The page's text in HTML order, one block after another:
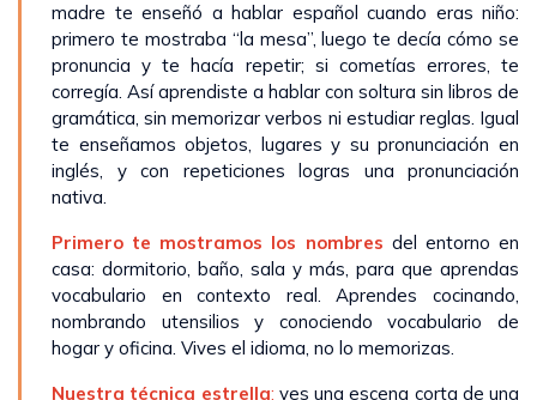
madre te enseñó a hablar español cuando eras niño:
primero te mostraba “la mesa”, luego te decía cómo se
pronuncia y te hacía repetir; si cometías errores, te
corregía. Así aprendiste a hablar con soltura sin libros de
gramática, sin memorizar verbos ni estudiar reglas. Igual
te enseñamos objetos, lugares y su pronunciación en
inglés, y con repeticiones logras una pronunciación
nativa.
Primero te mostramos los nombres del entorno en
casa: dormitorio, baño, sala y más, para que aprendas
vocabulario en contexto real. Aprendes cocinando,
nombrando utensilios y conociendo vocabulario de
hogar y oficina. Vives el idioma, no lo memorizas.
Nuestra técnica estrella: ves una escena corta de una